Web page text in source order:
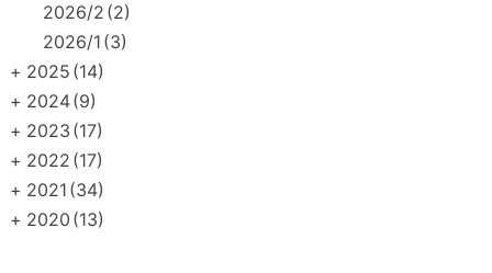
2026/2 (2)
2026/1 (3)
+ 2025 (14)
+ 2024(9)
+ 2023 (17)
+ 2022 (17)
+ 2021 (34)
+ 2020 (13)